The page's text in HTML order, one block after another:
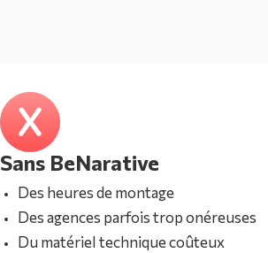
Sans BeNarative
Des heures de montage
Des agences parfois trop onéreuses
Du matériel technique coûteux